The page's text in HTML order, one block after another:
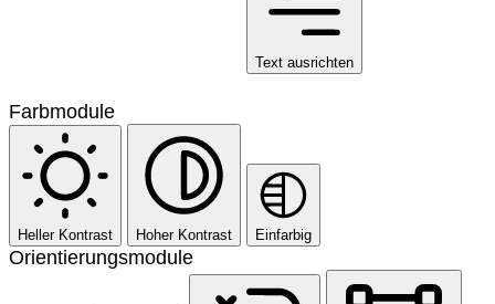
Text ausrichten
Farbmodule
Heller Kontrast Hoher Kontrast Einfarbig
Orientierungsmodule